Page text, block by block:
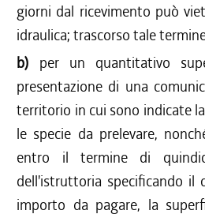
giorni dal ricevimento può
idraulica; trascorso tale
b) per un quantitativo
presentazione di una
territorio in cui sono indicate
le specie da prelevare,
entro il termine di
dell'istruttoria specificando il
importo da pagare, la